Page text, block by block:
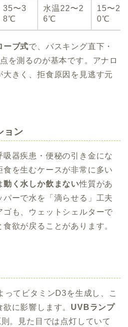
35〜3
8℃
水温22〜2
6℃
15〜2
0℃
ーブ式で、バスキング直下・
を測るのが基本です。アナロ
きく、拒食原因を見逃す元
ョン
器疾患・便秘の引き金にな
食を生むケースが非常に多い
動く水しか飲まない性質があ
ーで水を「滴らせる」工夫
も、ウェットシェルターで
欲が戻ることがあります。
ってビタミンD3を生成し、こ
に影響します。 UVBランプ
。見た目では点灯していて